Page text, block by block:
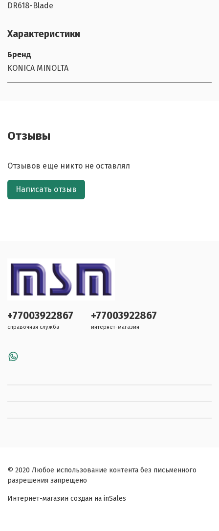
DR618-Blade
Характеристики
Бренд
KONICA MINOLTA
Отзывы
Отзывов еще никто не оставлял
Написать отзыв
+77003922867
справочная служба
+77003922867
интернет-магазин
© 2020 Любое использование контента без письменного
разрешения запрещено
Интернет-магазин создан на inSales